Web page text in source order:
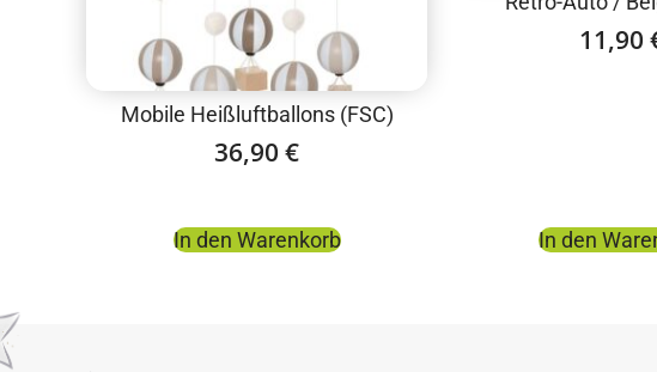
Mobile Heißluftballons (FSC)
36,90 €
In den Warenkorb
11,90
In den